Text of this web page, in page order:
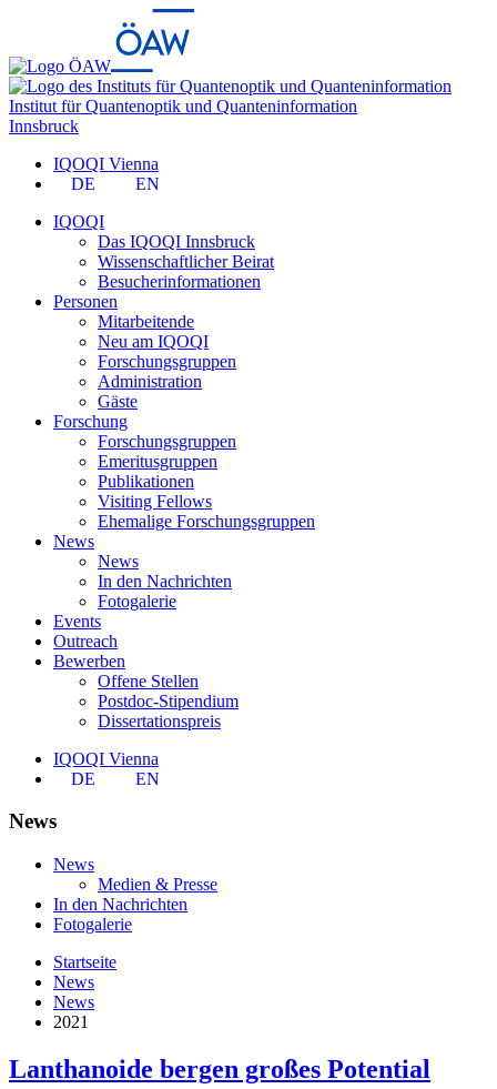
Institut für Quantenoptik und Quanteninformation
Innsbruck
IQOQI Vienna
DE
EN
IQOQI
Das IQOQI Innsbruck
Wissenschaftlicher Beirat
Besucherinformationen
Personen
Mitarbeitende
Neu am IQOQI
Forschungsgruppen
Administration
Gäste
Forschung
Forschungsgruppen
Emeritusgruppen
Publikationen
Visiting Fellows
Ehemalige Forschungsgruppen
News
News
In den Nachrichten
Fotogalerie
Events
Outreach
Bewerben
Offene Stellen
Postdoc-Stipendium
Dissertationspreis
IQOQI Vienna
DE
EN
News
News
Medien & Presse
In den Nachrichten
Fotogalerie
Startseite
News
News
2021
Lanthanoide bergen großes Potential